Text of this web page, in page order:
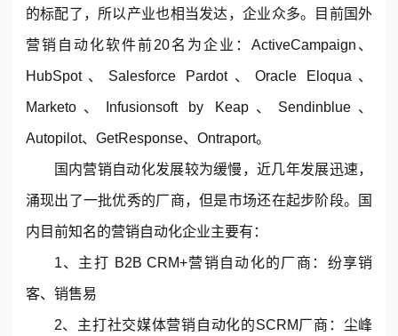
的标配了，所以产业也相当发达，企业众多。目前国外
营销自动化软件前20名为企业：ActiveCampaign、
HubSpot、Salesforce Pardot、Oracle Eloqua、
Marketo、Infusionsoft by Keap、Sendinblue、
Autopilot、GetResponse、Ontraport。
国内营销自动化发展较为缓慢，近几年发展迅速，
涌现出了一批优秀的厂商，但是市场还在起步阶段。国
内目前知名的营销自动化企业主要有：
1、主打 B2B CRM+营销自动化的厂商： 纷享销
客、销售易
2、主打社交媒体营销自动化的SCRM厂商：尘峰